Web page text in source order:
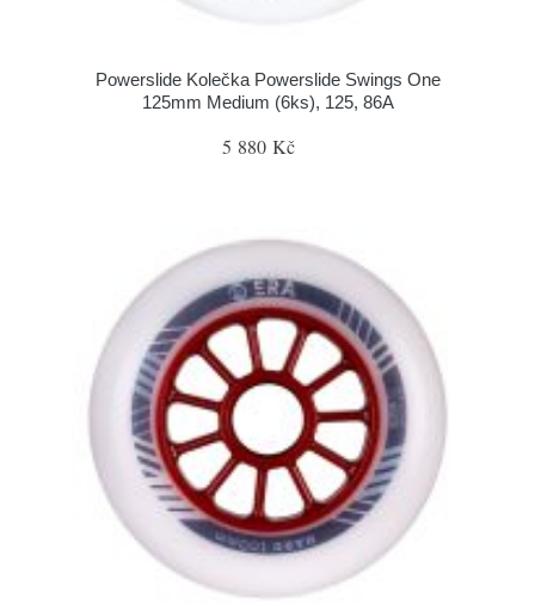
Powerslide Kolečka Powerslide Swings One
125mm Medium (6ks), 125, 86A
5 880 Kč